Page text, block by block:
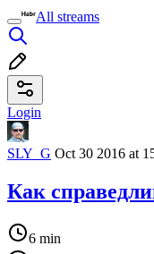
All streams
Login
SLY_G Oct 30 2016 at
Как
6 min